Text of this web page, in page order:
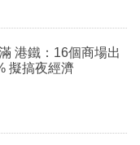
場出
租率達100% 擬搞夜經濟